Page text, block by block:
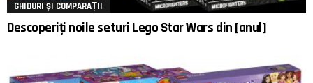
GHIDURI ȘI COMPARAȚII
Descoperiți noile seturi Lego Star Wars din [anul]